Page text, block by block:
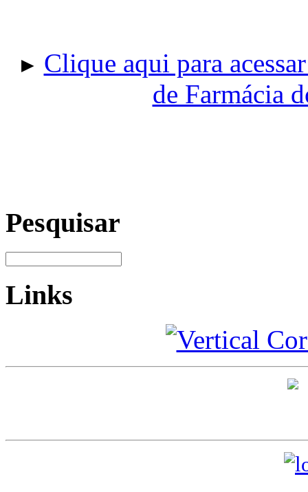
► Clique aqui para
de Farmácia
Pesquisar
Links